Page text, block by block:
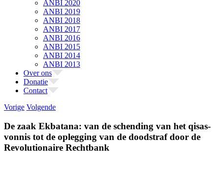
ANBI 2020
ANBI 2019
ANBI 2018
ANBI 2017
ANBI 2016
ANBI 2015
ANBI 2014
ANBI 2013
Over ons
Donatie
Contact
Vorige Volgende
De zaak Ekbatana: van de schending van het qisas-
vonnis tot de oplegging van de doodstraf door de
Revolutionaire Rechtbank